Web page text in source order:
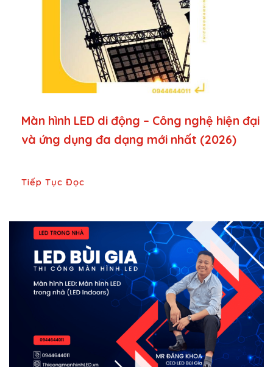
Màn hình LED di động – Công nghệ hiện đại
và ứng dụng đa dạng mới nhất (2026)
Tiếp Tục Đọc